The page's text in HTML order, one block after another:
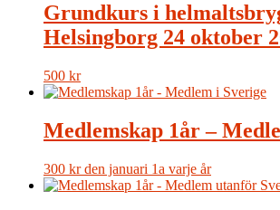
Grundkurs i
Helsingborg 24 oktober
500 kr
Medlemskap 1år –
300 kr den januari 1a varje år